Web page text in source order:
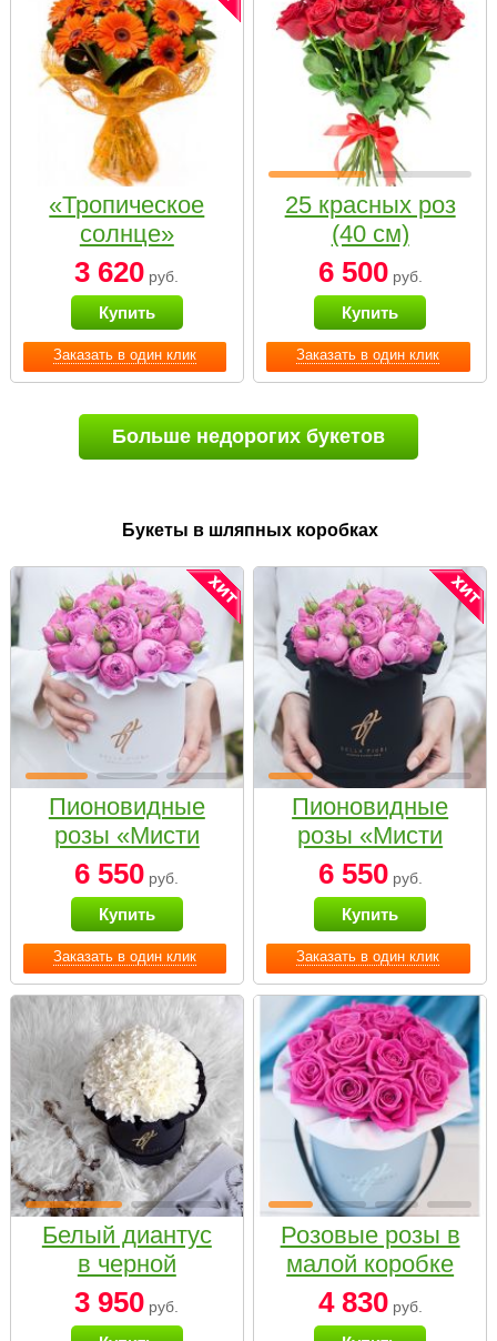
Заказать в один клик
«Тропическое
солнце»
3 620 руб.
Купить
Заказать в один клик
25 красных роз
(40 см)
6 500руб.
Купить
Больше недорогих букетов
Букеты в шляпных коробках
Заказать в один клик
Пионовидные
розы «Мисти
бабблс» в белой
коробке Small
6 550 руб.
Купить
Заказать в один клик
Пионовидные
розы «Мисти
бабблс» в
черной коробке
Small
6 550руб.
Купить
Белый диантус
в черной
коробке Small
3 950 руб.
Розовые розы в
малой коробке
4 830руб.